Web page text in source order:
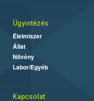
Ügyintézés
Élelmiszer
Állat
Növény
Labor/Egyéb
Kapcsolat